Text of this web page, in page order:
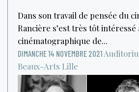
Dans son travail de pensée du
Rancière s’est très tôt intéressé
cinématographique de...
DIMANCHE 14 NOVEMBRE 2021
Beaux-Arts Lille